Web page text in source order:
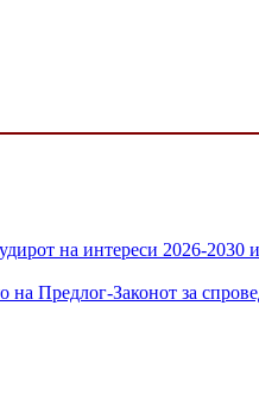
на интереси 2026-
Предлог-Законот за